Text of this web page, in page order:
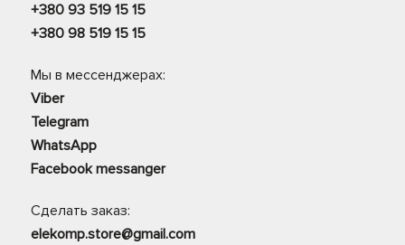
+380 93 519 15 15
+380 98 519 15 15
Мы в мессенджерах:
Viber
Telegram
WhatsApp
Facebook messanger
Сделать заказ:
elekomp.store@gmail.com